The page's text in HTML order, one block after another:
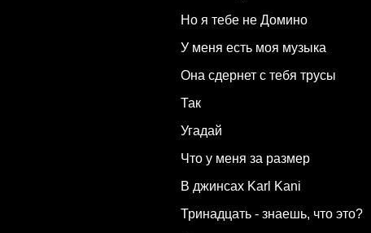
Но я тебе не Домино
У меня есть моя музыка
Она сдернет с тебя трусы
Так
Угадай
Что у меня за размер
В джинсах Karl Kani
Тринадцать - знаешь, что это?